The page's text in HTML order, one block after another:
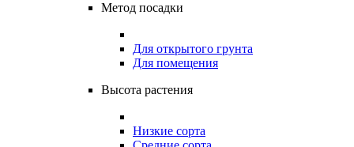
Метод посадки
Для открытого грунта
Для помещения
Высота растения
Низкие сорта